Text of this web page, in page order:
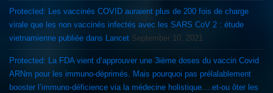
Protected: Les vaccinés COVID auraient plus de 200 fois de charge
virale que les non vaccinés infectés avec les SARS CoV 2 : étude
vietnamienne publiée dans Lancet September 10, 2021
Protected: La FDA vient d’approuver une 3ième doses du vaccin Covid
ARNm pour les immuno-déprimés. Mais pourquoi pas prélalablement
booster l’immuno-déficience via la médecine holistique….et-ou ôter les